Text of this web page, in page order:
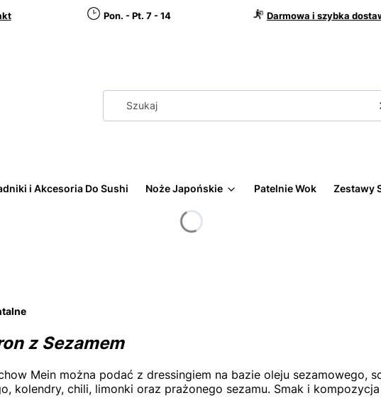
Pon. - Pt. 7 - 14 Darmowa i szybka
i Akcesoria Do Sushi Noże Japońskie Patelnie Wok Zestawy
z Sezamem
Mein można podać z dressingiem na bazie oleju sezamowego,
kolendry, chili, limonki oraz prażonego sezamu. Smak i